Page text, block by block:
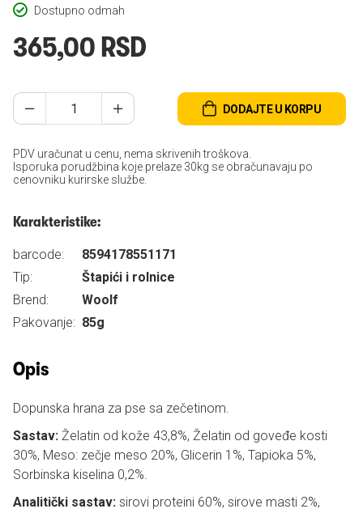
Dostupno odmah
365,00 RSD
DODAJTE U KORPU
PDV uračunat u cenu, nema skrivenih troškova.
Isporuka porudžbina koje prelaze 30kg se obračunavaju po
cenovniku kurirske službe.
Karakteristike:
barcode:
8594178551171
Tip:
Štapići i rolnice
Brend:
Woolf
Pakovanje: 85g
Opis
Dopunska hrana za pse sa zečetinom.
Sastav: Želatin od kože 43,8%, Želatin od goveđe kosti
30%, Meso: zečje meso 20%, Glicerin 1%, Tapioka 5%,
Sorbinska kiselina 0,2%.
Analitički sastav: sirovi proteini 60%, sirove masti 2%,